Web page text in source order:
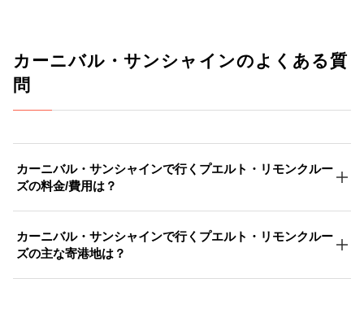
カーニバル・サンシャインのよくある質
問
カーニバル・サンシャインで行くプエルト・リモンクルー
ズの料金/費用は？
カーニバル・サンシャインで行くプエルト・リモンクルー
ズの主な寄港地は？